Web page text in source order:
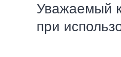
Уважаемый
при